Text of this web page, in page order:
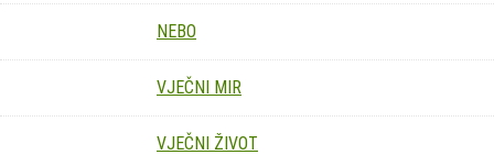
NEBO
VJEČNI MIR
VJEČNI ŽIVOT